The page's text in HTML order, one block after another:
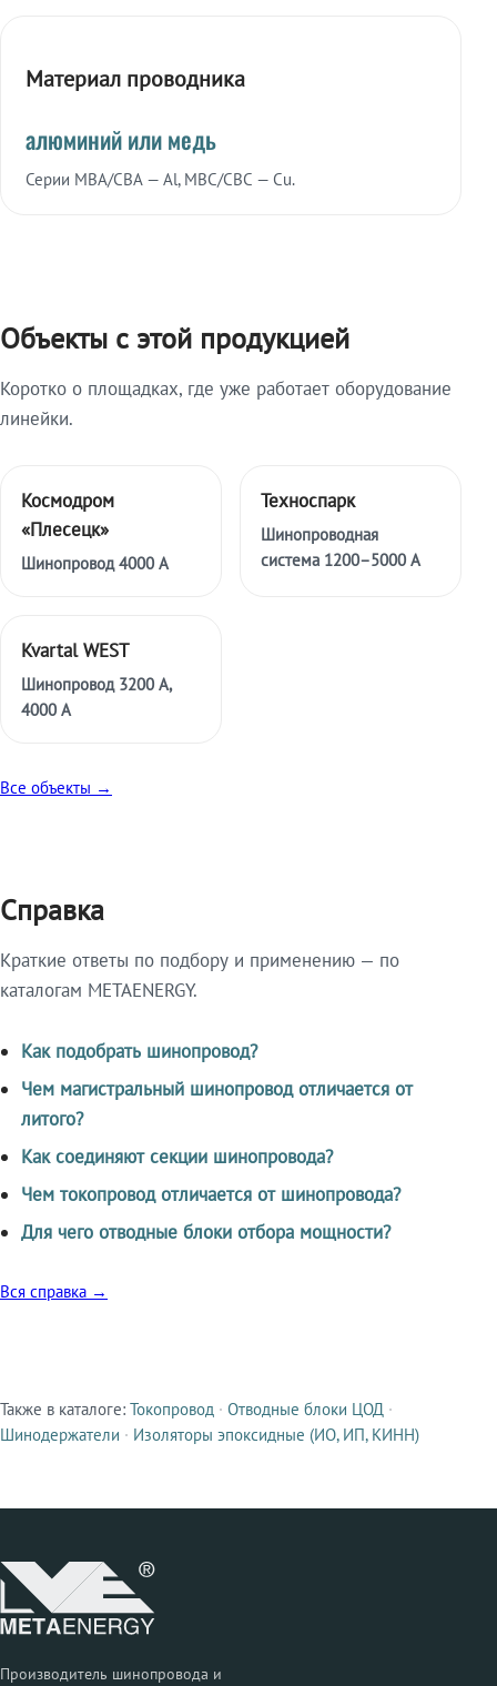
Материал проводника
алюминий или медь
Серии МВА/СВА — Al, МВС/СВС — Cu.
Объекты с этой продукцией
Коротко о площадках, где уже работает оборудование
линейки.
Космодром
«Плесецк»
Шинопровод 4000 А
Техноспарк
Шинопроводная
система 1200–5000 А
Kvartal WEST
Шинопровод 3200 А,
4000 А
Все объекты →
Справка
Краткие ответы по подбору и применению — по
каталогам METAENERGY.
Как подобрать шинопровод?
Чем магистральный шинопровод отличается от
литого?
Как соединяют секции шинопровода?
Чем токопровод отличается от шинопровода?
Для чего отводные блоки отбора мощности?
Вся справка →
Смежные продукты
Также в каталоге: Токопровод · Отводные блоки ЦОД ·
Шинодержатели · Изоляторы эпоксидные (ИО, ИП, КИНН)
Производитель шинопровода и